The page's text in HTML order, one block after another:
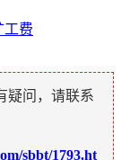
工费
疑问，请联系
sbbt/1793.ht